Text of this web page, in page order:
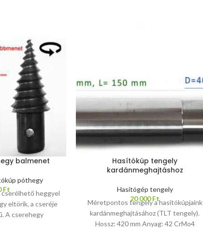
balmenet
póthegy
Ft
heggyel
eltörik, a cseréje
A cserehegy
Hasítókúp tengely
kardánmeghajtáshoz
Hasítógép tengely
20 000Ft
Méretpontos tengely a hasítókúpjaink
kardánmeghajtásához (TLT tengely).
Hossz: 420 mm Anyag: 42 CrMo4